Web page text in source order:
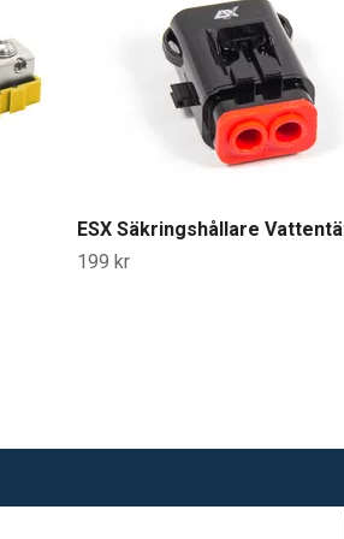
ESX Säkringshållare
199 kr